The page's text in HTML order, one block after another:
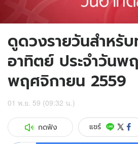
ดูดวงรายวันสำหรั
อาทิตย์ ประจำวัน
พฤศจิกายน 2559
01 พ.ย. 59 (09:32 น.)
กดฟัง แชร์